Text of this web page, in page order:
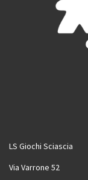
LS Giochi Sciascia
Via Varrone 52